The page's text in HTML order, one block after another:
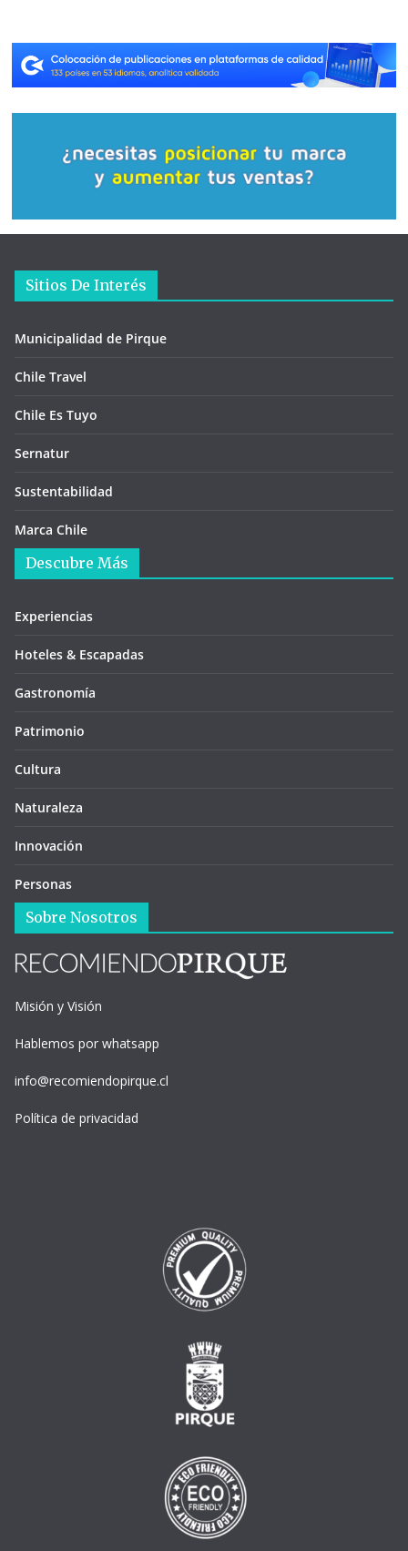
Sitios De Interés
Municipalidad de Pirque
Chile Travel
Chile Es Tuyo
Sernatur
Sustentabilidad
Marca Chile
Descubre Más
Experiencias
Hoteles & Escapadas
Gastronomía
Patrimonio
Cultura
Naturaleza
Innovación
Personas
Sobre Nosotros
Misión y Visión
Hablemos por whatsapp
info@recomiendopirque.cl
Política de privacidad